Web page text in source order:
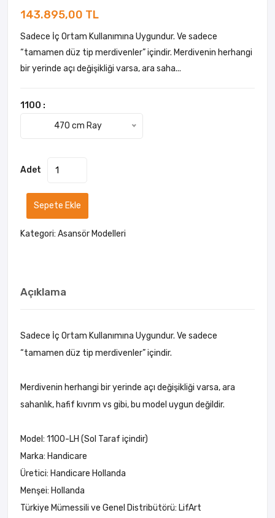
143.895,00 TL
Sadece İç Ortam Kullanımına Uygundur. Ve sadece
“tamamen düz tip merdivenler” içindir. Merdivenin herhangi
bir yerinde açı değişikliği varsa, ara saha...
1100 :
470 cm Ray
Adet
Sepete Ekle
Kategori: Asansör Modelleri
Açıklama
Sadece İç Ortam Kullanımına Uygundur. Ve sadece
“tamamen düz tip merdivenler” içindir.
Merdivenin herhangi bir yerinde açı değişikliği varsa, ara
sahanlık, hafif kıvrım vs gibi, bu model uygun değildir.
Model: 1100-LH (Sol Taraf içindir)
Marka: Handicare
Üretici: Handicare Hollanda
Menşei: Hollanda
Türkiye Mümessili ve Genel Distribütörü: LifArt